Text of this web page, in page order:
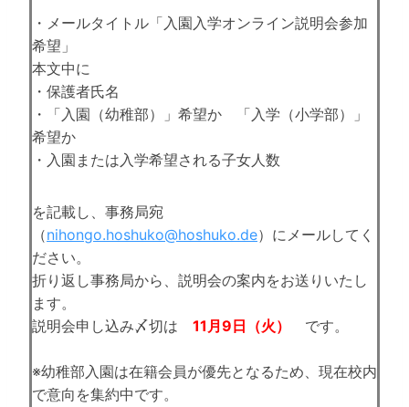
・メールタイトル「入園入学オンライン説明会参加
希望」
本文中に
・保護者氏名
・「入園（幼稚部）」希望か 「入学（小学部）」
希望か
・入園または入学希望される子女人数
を記載し、事務局宛
（nihongo.hoshuko@hoshuko.de）にメールしてく
ださい。
折り返し事務局から、説明会の案内をお送りいたし
ます。
説明会申し込み〆切は 11月9日（火） です。
※幼稚部入園は在籍会員が優先となるため、現在校内
で意向を集約中です。